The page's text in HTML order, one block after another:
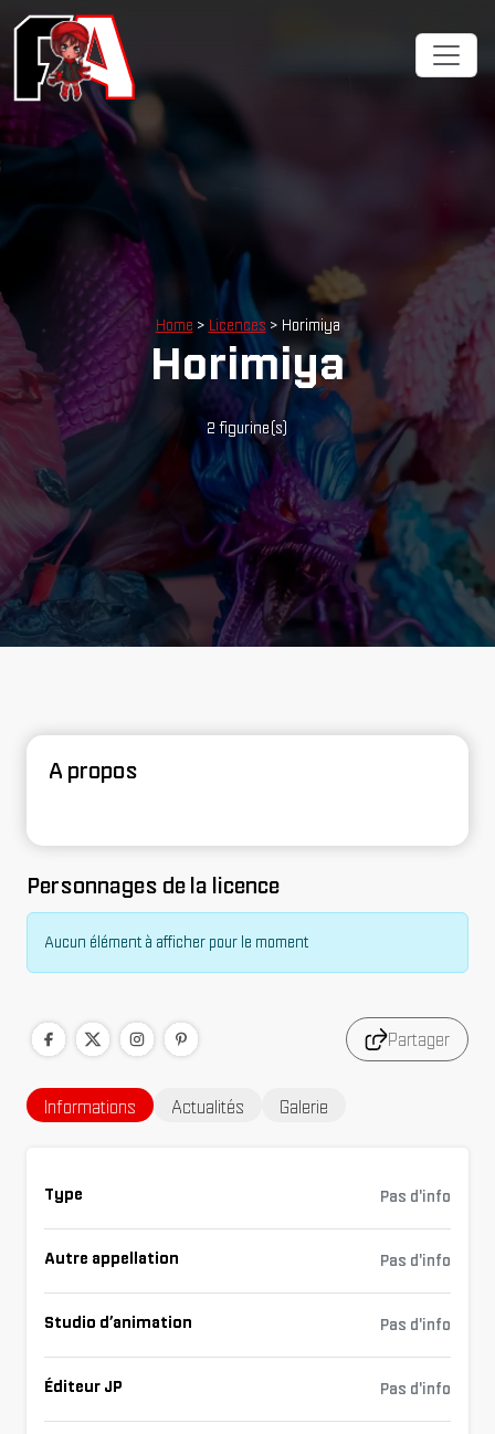
Home > Licences> Horimiya
Horimiya
2 figurine(s)
A propos
Personnages de la licence
Aucun élément à afficher pour le moment
Partager
Informations Actualités Galerie
Type Pas d'info
Autre appellation Pas d'info
Studio d’animation Pas d'info
Éditeur JP Pas d'info
Cookies management panel